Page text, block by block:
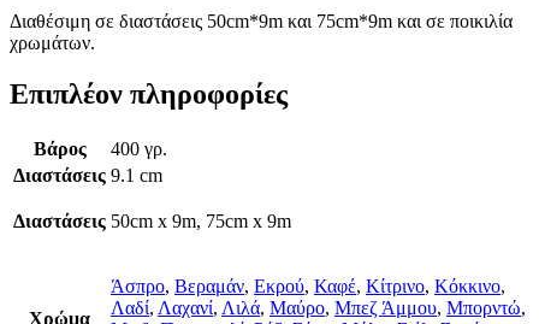
Διαθέσιμη σε διαστάσεις 50cm*9m και 75cm*9m και σε ποικιλία
χρωμάτων.
Επιπλέον πληροφορίες
Βάρος
400 γρ.
Διαστάσεις 9.1 cm
Διαστάσεις 50cm x 9m, 75cm x 9m
Χρώμα
Άσπρο, Βεραμάν, Εκρού, Καφέ, Κίτρινο, Κόκκινο,
Λαδί, Λαχανί, Λιλά, Μαύρο, Μπεζ Άμμου, Μπορντώ,